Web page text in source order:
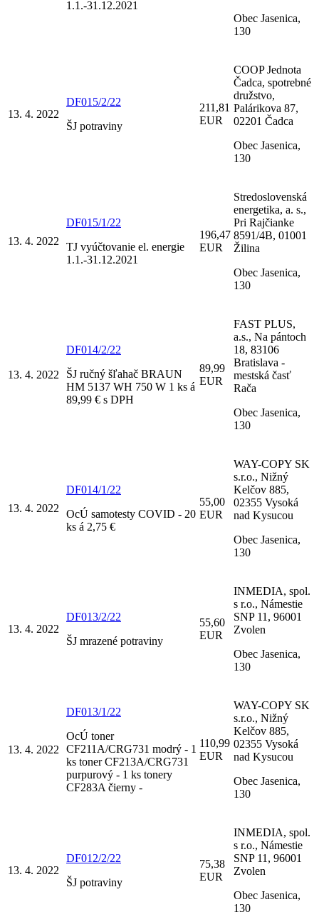
1.1.-31.12.2021
Obec Jasenica,
130
13. 4. 2022
DF015/2/22
ŠJ potraviny
211,81
EUR
COOP Jednota
Čadca, spotrebné
družstvo,
Palárikova 87,
02201 Čadca
Obec Jasenica,
130
13. 4. 2022
DF015/1/22
TJ vyúčtovanie el. energie
1.1.-31.12.2021
196,47
EUR
Stredoslovenská
energetika, a. s.,
Pri Rajčianke
8591/4B, 01001
Žilina
Obec Jasenica,
130
13. 4. 2022
DF014/2/22
ŠJ ručný šľahač BRAUN
HM 5137 WH 750 W 1 ks á
89,99 € s DPH
89,99
EUR
FAST PLUS,
a.s., Na pántoch
18, 83106
Bratislava -
mestská časť
Rača
Obec Jasenica,
130
13. 4. 2022
DF014/1/22
OcÚ samotesty COVID - 20
ks á 2,75 €
55,00
EUR
WAY-COPY SK
s.r.o., Nižný
Kelčov 885,
02355 Vysoká
nad Kysucou
Obec Jasenica,
130
13. 4. 2022
DF013/2/22
ŠJ mrazené potraviny
55,60
EUR
INMEDIA, spol.
s r.o., Námestie
SNP 11, 96001
Zvolen
Obec Jasenica,
130
13. 4. 2022
DF013/1/22
OcÚ toner
CF211A/CRG731 modrý - 1
ks toner CF213A/CRG731
purpurový - 1 ks tonery
CF283A čierny -
110,99
EUR
WAY-COPY SK
s.r.o., Nižný
Kelčov 885,
02355 Vysoká
nad Kysucou
Obec Jasenica,
130
13. 4. 2022
DF012/2/22
ŠJ potraviny
75,38
EUR
INMEDIA, spol.
s r.o., Námestie
SNP 11, 96001
Zvolen
Obec Jasenica,
130